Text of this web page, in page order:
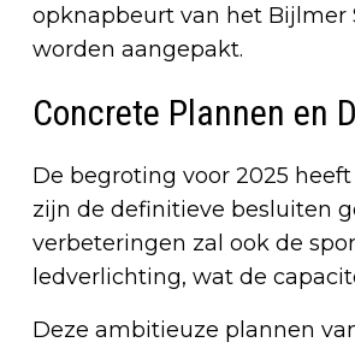
opknapbeurt van het Bijlmer
worden aangepakt.
Concrete Plannen en
De begroting voor 2025
zijn de definitieve besluiten
verbeteringen zal ook de
ledverlichting, wat de
Deze ambitieuze plannen